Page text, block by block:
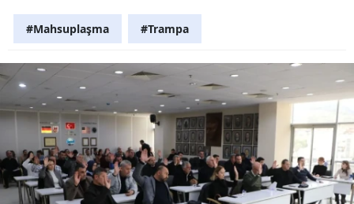
#Mahsuplaşma #Trampa